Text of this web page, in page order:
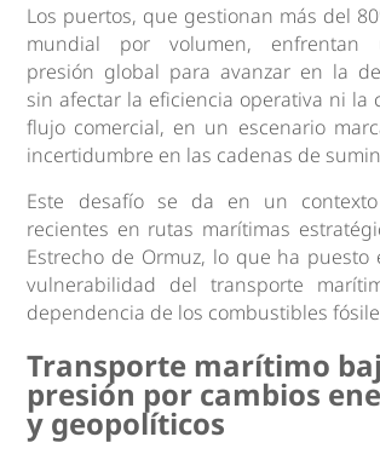
Los puertos, que gestionan más del
mundial por volumen, enfrentan
presión global para avanzar en la
sin afectar la eficiencia operativa ni la
flujo comercial, en un escenario
incertidumbre en las cadenas de
Este desafío se da en un
recientes en rutas marítimas
Estrecho de Ormuz, lo que ha puesto
vulnerabilidad del transporte
dependencia de los combustibles
Transporte marítimo
presión por cambios
y geopolíticos